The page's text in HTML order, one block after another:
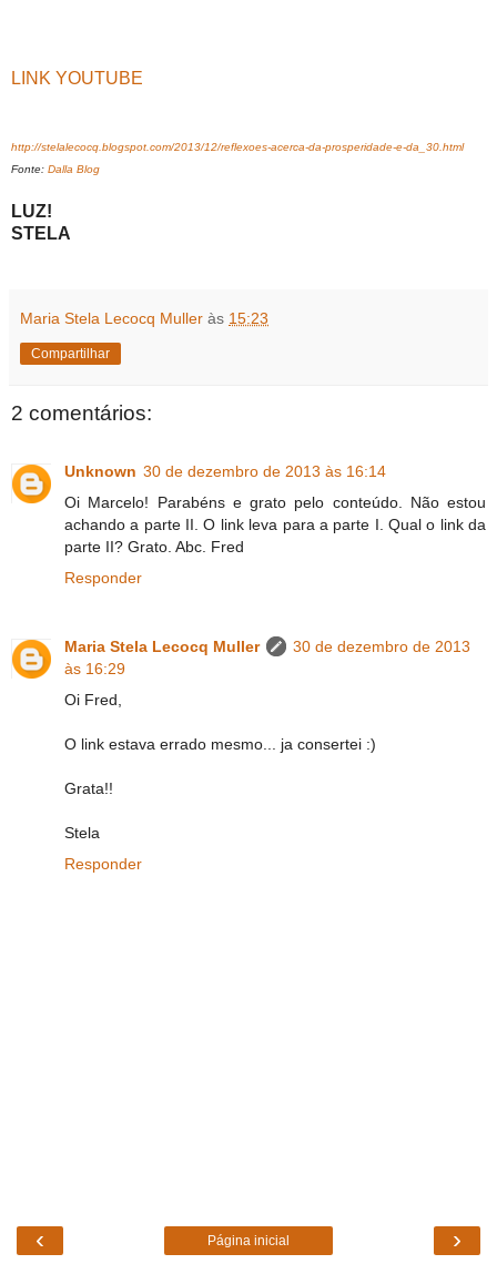
LINK YOUTUBE
http://stelalecocq.blogspot.com/2013/12/reflexoes-acerca-da-prosperidade-e-da_30.html
Fonte: Dalla Blog
LUZ!
STELA
Maria Stela Lecocq Muller às 15:23
Compartilhar
2 comentários:
Unknown 30 de dezembro de 2013 às 16:14
Oi Marcelo! Parabéns e grato pelo conteúdo. Não estou
achando a parte II. O link leva para a parte I. Qual o link da
parte II? Grato. Abc. Fred
Responder
Maria Stela Lecocq Muller
30 de dezembro de 2013
às 16:29
Oi Fred,
O link estava errado mesmo... ja consertei :)
Grata!!
Stela
Responder
‹ ›
Página inicial